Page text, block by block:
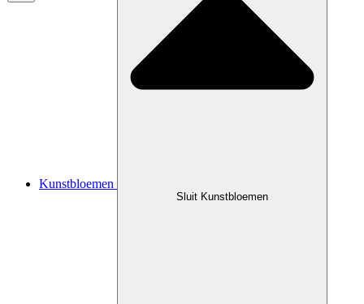
Kunstbloemen
Sluit Kunstbloemen